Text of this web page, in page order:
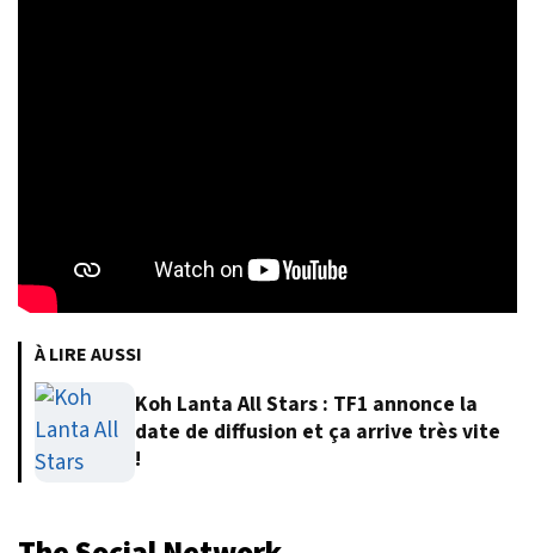
À LIRE AUSSI
Koh Lanta All Stars : TF1 annonce la
date de diffusion et ça arrive très vite
!